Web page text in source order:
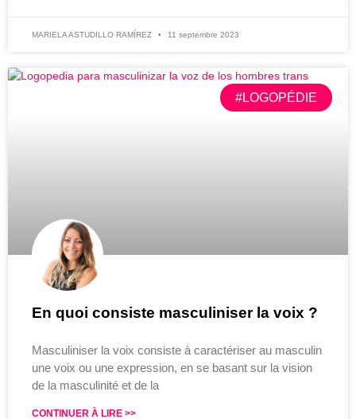
MARIELA ASTUDILLO RAMÍREZ 11 septembre 2023
#LOGOPÉDIE
En quoi consiste masculiniser la voix ?
Masculiniser la voix consiste à caractériser au masculin
une voix ou une expression, en se basant sur la vision
de la masculinité et de la
CONTINUER À LIRE >>